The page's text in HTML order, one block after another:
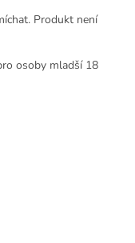
Produkt není
osoby mladší 18